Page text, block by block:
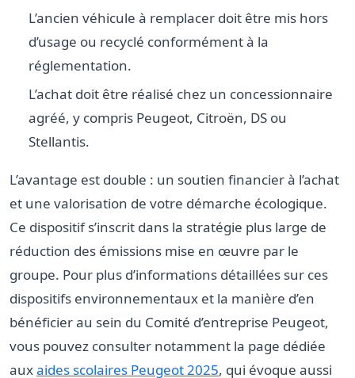
L’ancien véhicule à remplacer doit être mis hors
d’usage ou recyclé conformément à la
réglementation.
L’achat doit être réalisé chez un concessionnaire
agréé, y compris Peugeot, Citroën, DS ou
Stellantis.
L’avantage est double : un soutien financier à l’achat
et une valorisation de votre démarche écologique.
Ce dispositif s’inscrit dans la stratégie plus large de
réduction des émissions mise en œuvre par le
groupe. Pour plus d’informations détaillées sur ces
dispositifs environnementaux et la manière d’en
bénéficier au sein du Comité d’entreprise Peugeot,
vous pouvez consulter notamment la page dédiée
auxaides scolaires Peugeot 2025, qui évoque aussi